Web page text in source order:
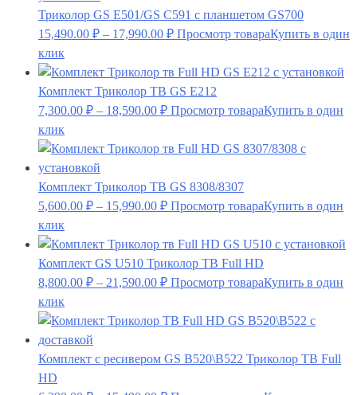
Триколор GS E501/GS C591 с планшетом GS700
15,490.00 ₽ – 17,990.00 ₽ Просмотр товараКупить в один
клик
Комплект Триколор ТВ GS E212
7,300.00 ₽ – 18,590.00 ₽ Просмотр товараКупить в один
клик
Комплект Триколор ТВ GS 8308/8307
5,600.00 ₽ – 15,990.00 ₽ Просмотр товараКупить в один
клик
Комплект GS U510 Триколор ТВ Full HD
8,800.00 ₽ – 21,590.00 ₽ Просмотр товараКупить в один
клик
Комплект с ресивером GS B520\B522 Триколор ТВ Full
HD